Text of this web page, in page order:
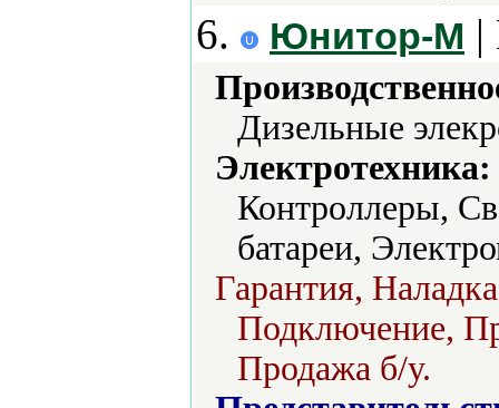
6. Юнитор-М |
Дизельные
Электротехника:
Контроллеры,
батареи,
Гарантия,
Подключение,
Продажа б/у.